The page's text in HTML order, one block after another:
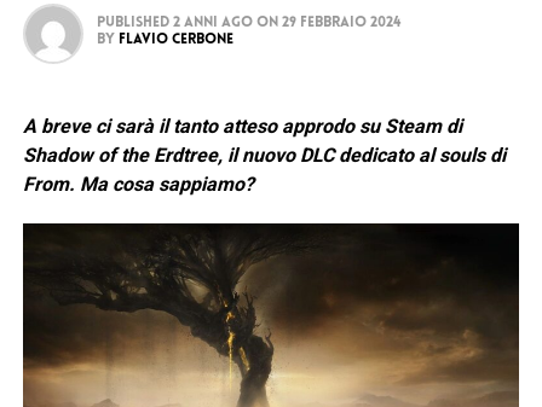
Published 2 anni ago on 29 Febbraio 2024
By Flavio Cerbone
A breve ci sarà il tanto atteso approdo su Steam di
Shadow of the Erdtree, il nuovo DLC dedicato al souls di
From. Ma cosa sappiamo?